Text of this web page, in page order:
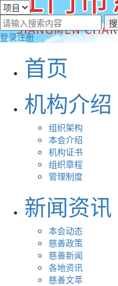
登录注册
首页
机构介绍
组织架构
本会介绍
机构证书
组织章程
管理制度
新闻资讯
本会动态
慈善政策
慈善新闻
各地资讯
慈善文萃